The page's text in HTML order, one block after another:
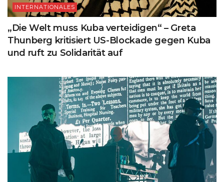
INTERNATIONALES
„Die Welt muss Kuba verteidigen“ – Greta
Thunberg kritisiert US-Blockade gegen Kuba
und ruft zu Solidarität auf